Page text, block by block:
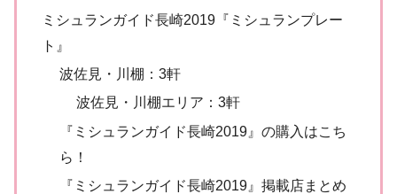
ミシュランガイド長崎2019『ミシュランプレー
ト』
波佐見・川棚：3軒
波佐見・川棚エリア：3軒
『ミシュランガイド長崎2019』の購入はこち
ら！
『ミシュランガイド長崎2019』掲載店まとめ